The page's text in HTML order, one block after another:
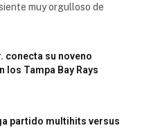
muy orgulloso de
conecta su noveno
los Tampa Bay Rays
partido multihits versus